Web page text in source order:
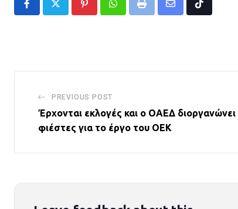
PinterestWhatsappPrint
Share
Tiktok
PREVIOUS POST
Έρχονται εκλογές και ο ΟΑΕΔ διοργανώνει
φιέστες για το έργο του ΟΕΚ